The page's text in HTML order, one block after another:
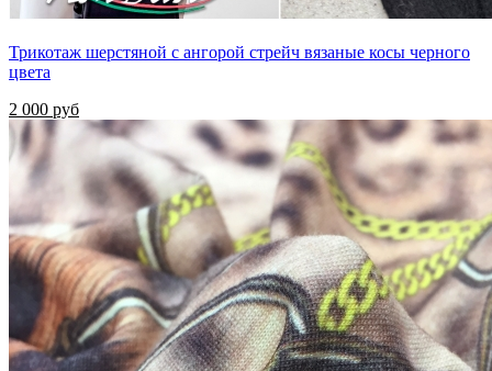
Трикотаж шерстяной с ангорой стрейч вязаные косы черного
цвета
2 000 руб